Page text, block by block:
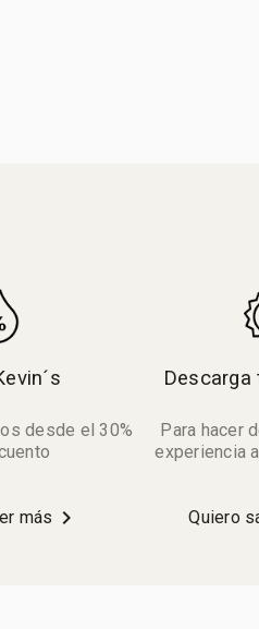
desde el 30%
más chevron_right
Para hacer
experiencia
Quiero